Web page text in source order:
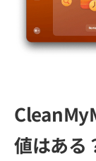
値はある